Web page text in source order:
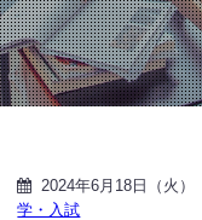
2024年6月18日（火）
学・入試